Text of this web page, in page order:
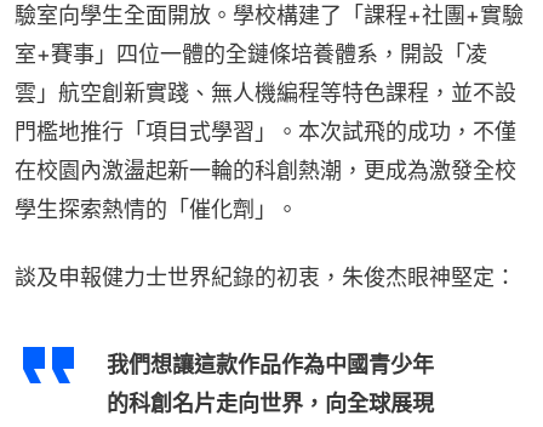
驗室向學生全面開放。學校構建了「課程+社團+實驗
室+賽事」四位一體的全鏈條培養體系，開設「凌
雲」航空創新實踐、無人機編程等特色課程，並不設
門檻地推行「項目式學習」。本次試飛的成功，不僅
在校園內激盪起新一輪的科創熱潮，更成為激發全校
學生探索熱情的「催化劑」。
談及申報健力士世界紀錄的初衷，朱俊杰眼神堅定：
我們想讓這款作品作為中國青少年
的科創名片走向世界，向全球展現